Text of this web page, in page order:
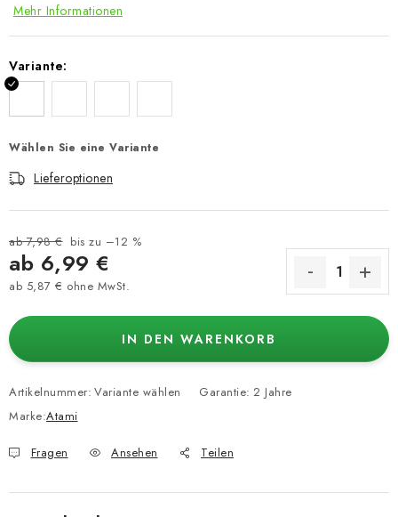
Mehr Informationen
Variante:
Wählen Sie eine Variante
Lieferoptionen
ab 7,98 € bis zu –12 %
ab 6,99 €
ab 5,87 € ohne MwSt.
IN DEN WARENKORB
Artikelnummer: Variante wählen
Marke:Atami
Garantie: 2 Jahre
Fragen Ansehen Teilen